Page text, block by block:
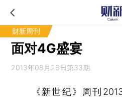
财新周刊
面对4G盛宴
2013年08月26日第33期
《新世纪》周刊2013